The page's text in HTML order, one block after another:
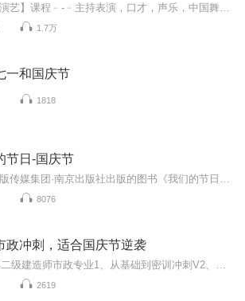
1.7万
一和国庆节
1818
节日-国庆节
8076
政冲刺，适合国庆节逆袭
2619